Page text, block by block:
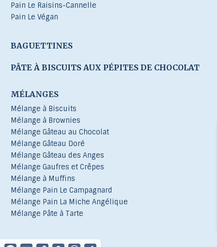
Pain Le Raisins-Cannelle
Pain Le Végan
BAGUETTINES
PÂTE À BISCUITS AUX PÉPITES DE CHOCOLAT
MÉLANGES
Mélange à Biscuits
Mélange à Brownies
Mélange Gâteau au Chocolat
Mélange Gâteau Doré
Mélange Gâteau des Anges
Mélange Gaufres et Crêpes
Mélange à Muffins
Mélange Pain Le Campagnard
Mélange Pain La Miche Angélique
Mélange Pâte à Tarte